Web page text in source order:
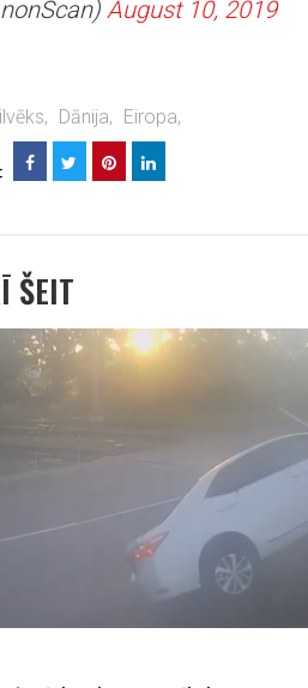
August 10, 2019
Dānija, Eiropa,
ŠEIT